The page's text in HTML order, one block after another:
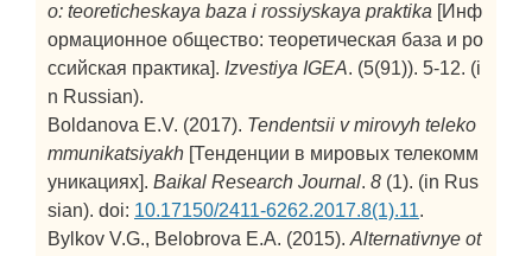
o: teoreticheskaya baza i rossiyskaya praktika [Инф
ормационное общество: теоретическая база и ро
ссийская практика]. Izvestiya IGEA. (5(91)). 5-12. (i
n Russian).
Boldanova E.V. (2017). Tendentsii v mirovyh teleko
mmunikatsiyakh [Тенденции в мировых телекомм
уникациях]. Baikal Research Journal. 8 (1). (in Rus
sian). doi: 10.17150/2411-6262.2017.8(1).11.
Bylkov V.G., Belobrova E.A. (2015). Alternativnye ot